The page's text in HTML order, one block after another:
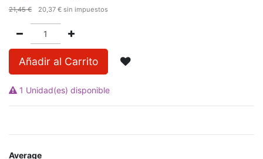
21,45€ 20,37 € sin impuestos
Añadir al Carrito
1 Unidad(es) disponible
Average